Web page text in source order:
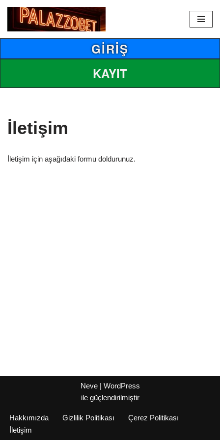
İçeriğe
geç
GİRİŞ
KAYIT
İletişim
İletişim için aşağıdaki formu doldurunuz.
Neve| WordPress
ile güçlendirilmiştir
Hakkımızda Gizlilik Politikası
Çerez Politikası
İletişim